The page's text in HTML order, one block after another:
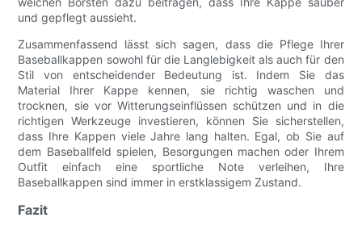
und gepflegt aussieht.
Zusammenfassend lässt sich sagen, dass die Pflege Ihrer
Baseballkappen sowohl für die Langlebigkeit als auch für den
Stil von entscheidender Bedeutung ist. Indem Sie das
Material Ihrer Kappe kennen, sie richtig waschen und
trocknen, sie vor Witterungseinflüssen schützen und in die
richtigen Werkzeuge investieren, können Sie sicherstellen,
dass Ihre Kappen viele Jahre lang halten. Egal, ob Sie auf
dem Baseballfeld spielen, Besorgungen machen oder Ihrem
Outfit einfach eine sportliche Note verleihen, Ihre
Baseballkappen sind immer in erstklassigem Zustand.
Fazit